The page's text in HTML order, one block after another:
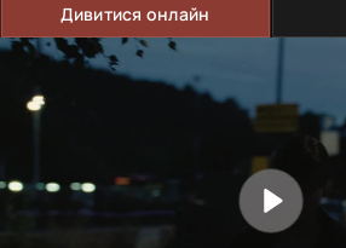
Дивитися онлайн